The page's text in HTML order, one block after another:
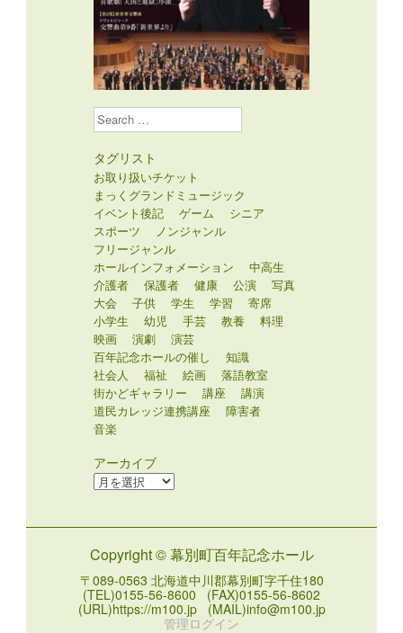
Search
タグリスト
お取り扱いチケット
まっくグランドミュージック
イベント後記
ゲーム
シニア
スポーツ
ノンジャンル
フリージャンル
ホールインフォメーション
中高生
介護者
保護者 健康 公演
写真
大会
子供 学生 学習
寄席
小学生
幼児 手芸 教養
料理
映画
演劇
演芸
百年記念ホールの催し
知識
社会人
福祉 絵画
落語教室
街かどギャラリー
講座
講演
道民カレッジ連携講座
障害者
音楽
アーカイブ
ア
ブ
Copyright © 幕別町百年記念ホール
〒089-0563 北海道中川郡幕別町字千住180
(TEL)0155-56-8600 (FAX)0155-56-8602
(URL)https://m100.jp (MAIL)info@m100.jp
管理ログイン